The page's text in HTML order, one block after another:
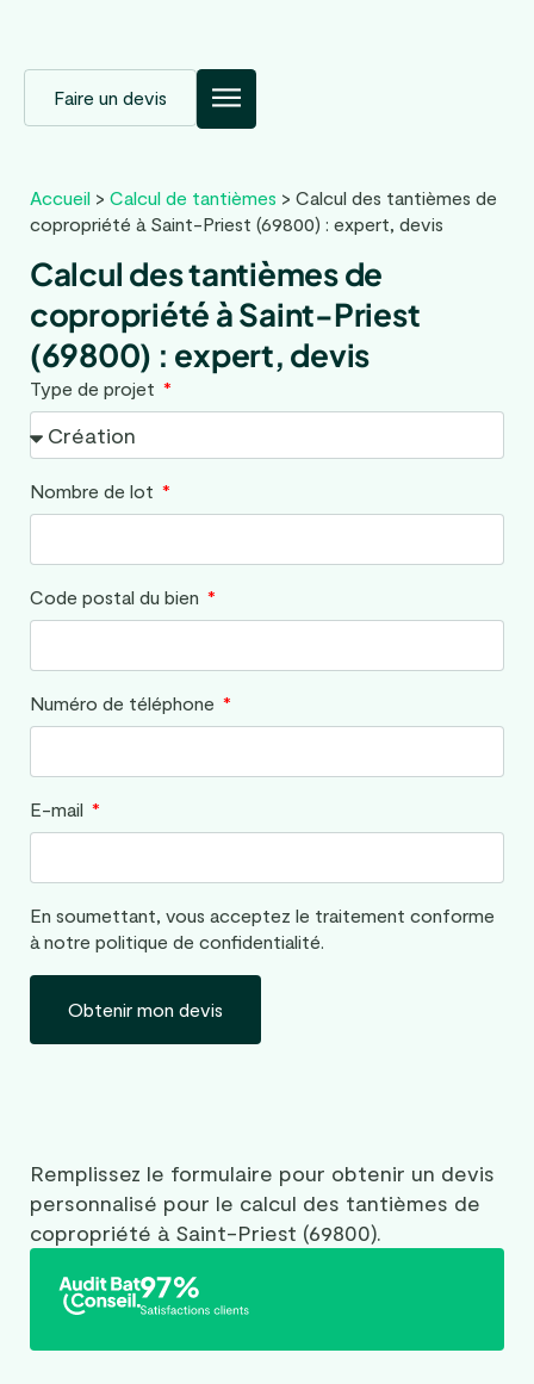
Faire un devis
Accueil > Calcul de tantièmes > Calcul des tantièmes de
copropriété à Saint-Priest (69800) : expert, devis
Calcul des tantièmes de
copropriété à Saint-Priest
(69800) : expert, devis
Type de projet
Nombre de lot
Code postal du bien
Numéro de téléphone
E-mail
En soumettant, vous acceptez le traitement conforme
à notre politique de confidentialité.
Obtenir mon devis
Remplissez le formulaire pour obtenir un devis
personnalisé pour le calcul des tantièmes de
copropriété à Saint-Priest (69800).